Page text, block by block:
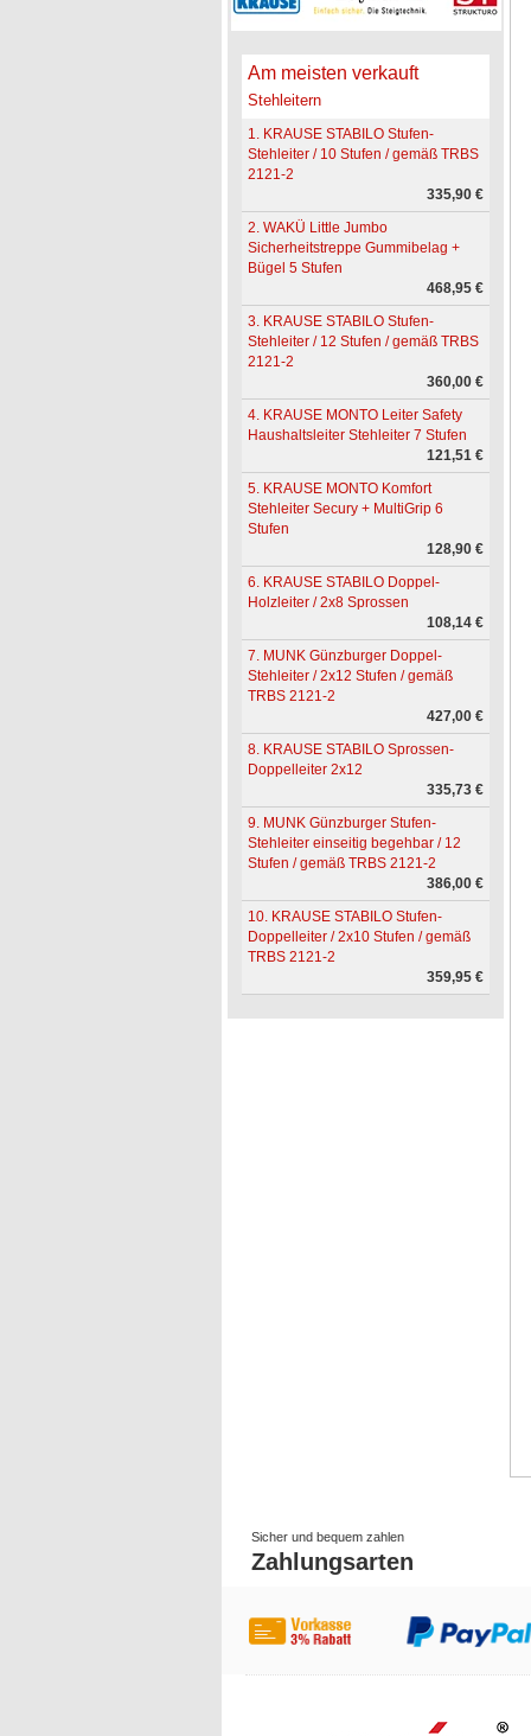
Am meisten verkauft
Stehleitern
1. KRAUSE STABILO Stufen-
Stehleiter / 10 Stufen / gemäß TRBS
2121-2
335,90 €
2. WAKÜ Little Jumbo
Sicherheitstreppe Gummibelag +
Bügel 5 Stufen
468,95 €
3. KRAUSE STABILO Stufen-
Stehleiter / 12 Stufen / gemäß TRBS
2121-2
360,00 €
4. KRAUSE MONTO Leiter Safety
Haushaltsleiter Stehleiter 7 Stufen
121,51 €
5. KRAUSE MONTO Komfort
Stehleiter Secury + MultiGrip 6
Stufen
128,90 €
6. KRAUSE STABILO Doppel-
Holzleiter / 2x8 Sprossen
108,14 €
7. MUNK Günzburger Doppel-
Stehleiter / 2x12 Stufen / gemäß
TRBS 2121-2
427,00 €
8. KRAUSE STABILO Sprossen-
Doppelleiter 2x12
335,73 €
9. MUNK Günzburger Stufen-
Stehleiter einseitig begehbar / 12
Stufen / gemäß TRBS 2121-2
386,00 €
10. KRAUSE STABILO Stufen-
Doppelleiter / 2x10 Stufen / gemäß
TRBS 2121-2
359,95 €
Sicher und bequem zahlen
Zahlungsarten